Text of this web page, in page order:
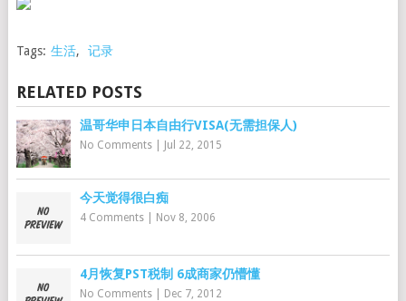
Tags: 生活, 记录
RELATED POSTS
温哥华申日本自由行VISA(无需担保人)
No Comments| Jul 22, 2015
今天觉得很白痴
4 Comments| Nov 8, 2006
4月恢复PST税制 6成商家仍懵懂
No Comments| Dec 7, 2012